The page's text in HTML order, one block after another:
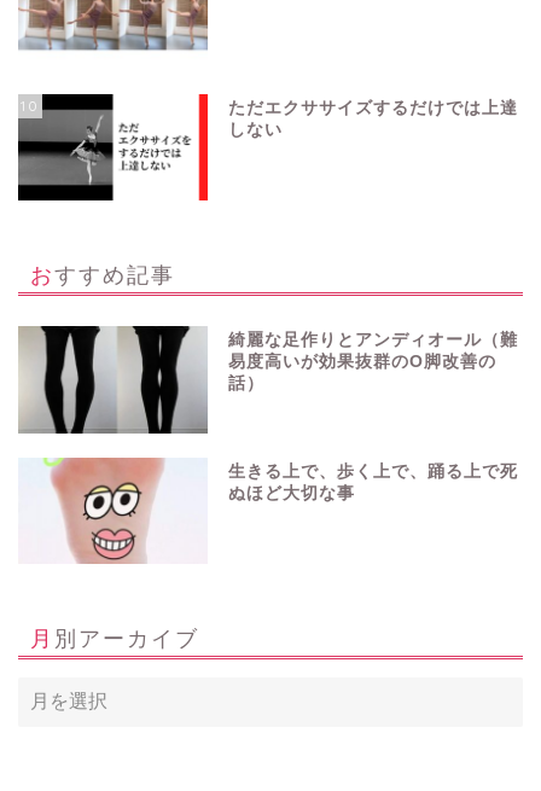
10
ただエクササイズするだけでは上達
しない
おすすめ記事
綺麗な足作りとアンディオール（難
易度高いが効果抜群のO脚改善の
話）
生きる上で、歩く上で、踊る上で死
ぬほど大切な事
月別アーカイブ